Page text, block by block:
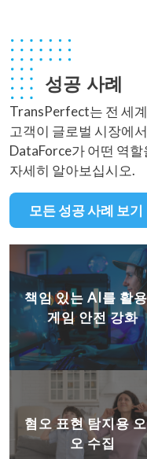
성공 사례
TransPerfect는 전 세
고객이 글로벌 시장에
DataForce가 어떤 역
자세히 알아보십시오.
모든 성공 사례 보기
책임 있는 AI를 활
게임 안전 강화
혐오 표현 탐지용
오 수집